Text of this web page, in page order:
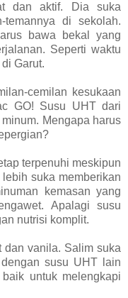
dan aktif. Dia suka
temannya di sekolah.
bawa bekal yang
Seperti waktu
Garut.
cemilan kesukaan
GO! Susu UHT dari
Mengapa harus
terpenuhi meskipun
suka memberikan
kemasan yang
Apalagi susu
nutrisi komplit.
dan vanila. Salim suka
susu UHT lain
untuk melengkapi